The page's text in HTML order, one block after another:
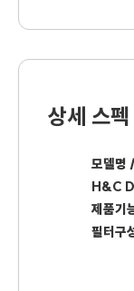
상세 스펙
모델명
H&C
제품기
필터구